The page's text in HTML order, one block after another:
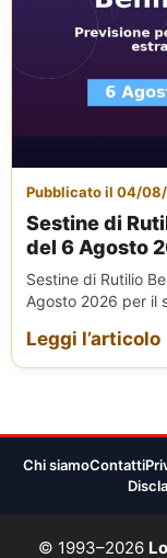
Pubblicato il 04/
Sestine di
del 6 Agosto
Sestine di Rutilio
Agosto 2026 per il
Leggi l’articolo
Chi siamoContatti
© 1993–2026